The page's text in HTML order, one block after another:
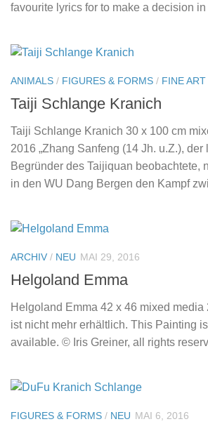
favourite lyrics for to make a decision in
ANIMALS / FIGURES & FORMS / FINE ART
Taiji Schlange Kranich
Taiji Schlange Kranich 30 x 100 cm
2016 „Zhang Sanfeng (14 Jh. u.Z.), der
Begründer des Taijiquan beobachtete,
in den WU Dang Bergen den Kampf
ARCHIV / NEU MAI 29, 2016
Helgoland Emma
Helgoland Emma 42 x 46 mixed media
ist nicht mehr erhältlich. This Painting
available. © Iris Greiner, all rights
FIGURES & FORMS / NEU MAI 6, 2016